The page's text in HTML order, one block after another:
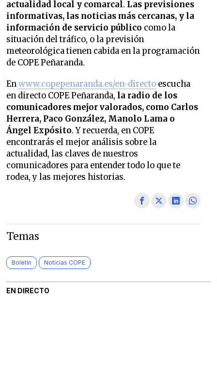
actualidad local y comarcal. Las previsiones
informativas, las noticias más cercanas, y la
información de servicio público como la
situación del tráfico, o la previsión
meteorológica tienen cabida en la programación
de COPE Peñaranda.
Enwww.copepenaranda.es/en-directo escucha
en directo COPE Peñaranda, la radio de los
comunicadores mejor valorados, como Carlos
Herrera, Paco González, Manolo Lama o
Ángel Expósito. Y recuerda, en COPE
encontrarás el mejor análisis sobre la
actualidad, las claves de nuestros
comunicadores para entender todo lo que te
rodea, y las mejores historias.
Temas
Boletín Noticias COPE
EN DIRECTO